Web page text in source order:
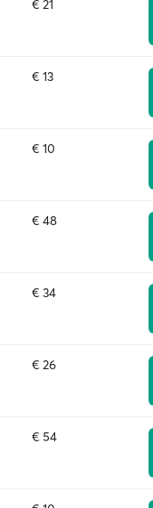
€ 21
€ 13
€ 10
€ 48
€ 34
€ 26
€ 54